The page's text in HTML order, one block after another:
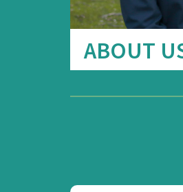
ABOUT